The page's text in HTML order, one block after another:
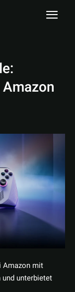
Amazon mit
unterbietet